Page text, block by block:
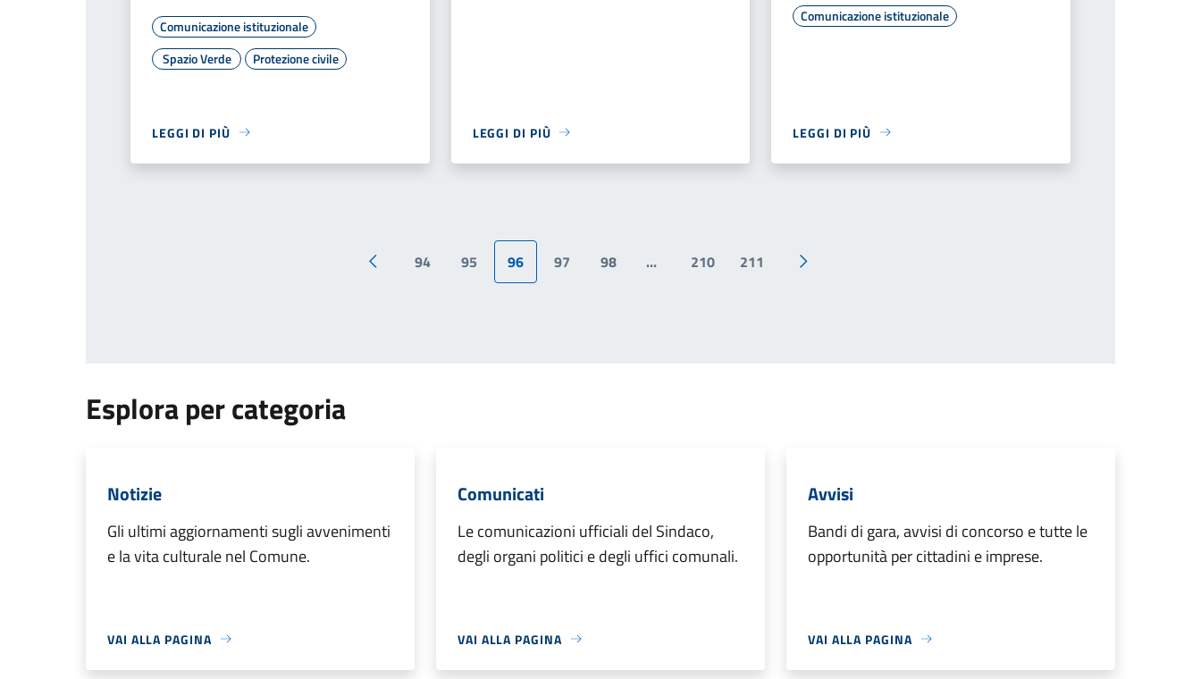
Comunicazione istituzionale
Spazio Verde
Protezione civile
LEGGI DI PIÙ LEGGI DI PIÙ
Comunicazione istituzionale
LEGGI DI PIÙ
Pagina precedente
94 95 96 97 98 ... 210 211
Pagina successiva
Esplora per categoria
Notizie
Gli ultimi aggiornamenti sugli avvenimenti
e la vita culturale nel Comune.
VAI ALLA PAGINA
Comunicati
Le comunicazioni ufficiali del Sindaco,
degli organi politici e degli uffici comunali.
VAI ALLA PAGINA
Avvisi
Bandi di gara, avvisi di concorso e tutte le
opportunità per cittadini e imprese.
VAI ALLA PAGINA